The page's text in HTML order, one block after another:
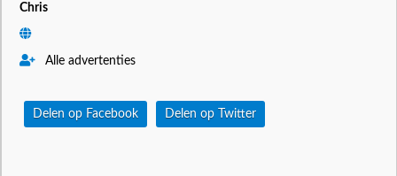
Chris
Alle advertenties
Delen op Facebook Delen op Twitter